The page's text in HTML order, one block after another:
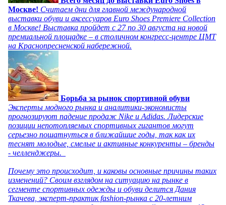
Москве! Считаем дни для главной международной
выставки обуви и аксессуаров Euro Shoes Premiere Collection
в Москве! Выставка пройдет с 27 по 30 августа на новой
премиальной площадке – в столичном конгресс-центре ЦМТ
на Краснопресненской набережной.
Борьба за рынок спортивной обуви
Эксперты модного рынка и аналитики-экономисты
прогнозируют падение продаж Nike и Adidas. Лидерские
позиции непотопляемых спортивных гигантов могут
серьезно пошатнуться в ближайшие годы, так как их
теснят молодые, смелые и активные конкуренты – бренды
- челленджеры.
Почему это происходит, и каковы основные причины таких
изменений? Своим взглядом на ситуацию на рынке в
сегменте спортивных одежды и обуви делится Дания
Ткачева, эксперт-практик fashion-рынка с 20-летним